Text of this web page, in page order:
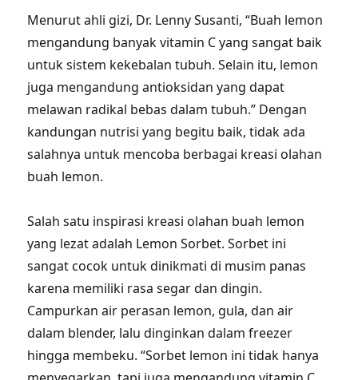
Menurut ahli gizi, Dr. Lenny Susanti, “Buah lemon
mengandung banyak vitamin C yang sangat baik
untuk sistem kekebalan tubuh. Selain itu, lemon
juga mengandung antioksidan yang dapat
melawan radikal bebas dalam tubuh.” Dengan
kandungan nutrisi yang begitu baik, tidak ada
salahnya untuk mencoba berbagai kreasi olahan
buah lemon.
Salah satu inspirasi kreasi olahan buah lemon
yang lezat adalah Lemon Sorbet. Sorbet ini
sangat cocok untuk dinikmati di musim panas
karena memiliki rasa segar dan dingin.
Campurkan air perasan lemon, gula, dan air
dalam blender, lalu dinginkan dalam freezer
hingga membeku. “Sorbet lemon ini tidak hanya